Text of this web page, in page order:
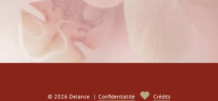
© 2026 Delance | Confidentialité Crédits